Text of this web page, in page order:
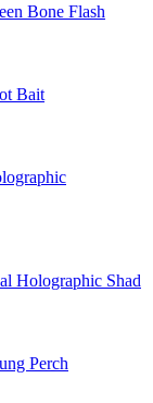
Bone Flash
Bait
Holographic Shad
Perch